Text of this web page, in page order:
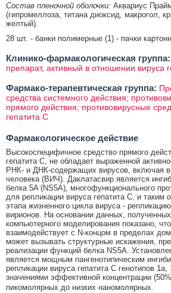
Состав пленочной оболочки: Аквариус
(гипромеллоза, титана диоксид, макрогол,
желтый).
28 шт. - банки полимерные (1) - пачки
Клинико-фармакологическая группа:
препарат, активный в отношении вируса
Фармако-терапевтическая группа:
средства системного действия;
прямого действия; противовирусные
гепатита C
Фармакологическое действие
Высокоспецифичное средство прямого
гепатита С, не обладает выраженной
РНК- и ДНК-содержащих вирусов, включая
человека (ВИЧ). Даклатасвир является
белка 5A (NS5A), многофункционального
для репликации вируса гепатита С, и таким
этапа жизненного цикла вируса -
вирионов. На основании данных,
компьютерного моделирования показано,
взаимодействует с N-концом в пределах
может вызывать структурные искажения,
реализации функций белка NS5A.
является мощным пангенотипическим
репликации вируса гепатита С генотипов
значениями эффективной концентрации
пикомолярных до низких наномолярных.